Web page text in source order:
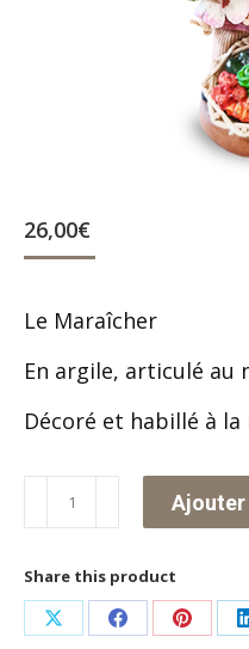
26,00€
Le Maraîcher
En argile, articulé au
Décoré et habillé à la
quantité
de
Le
Maraîcher
Ajouter
Share this product
PartagerPartager